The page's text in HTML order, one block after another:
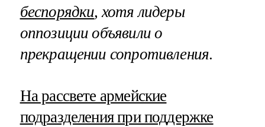
беспорядки, хотя лидеры
оппозиции объявили о
прекращении сопротивления.
На рассвете армейские
подразделения при поддержке